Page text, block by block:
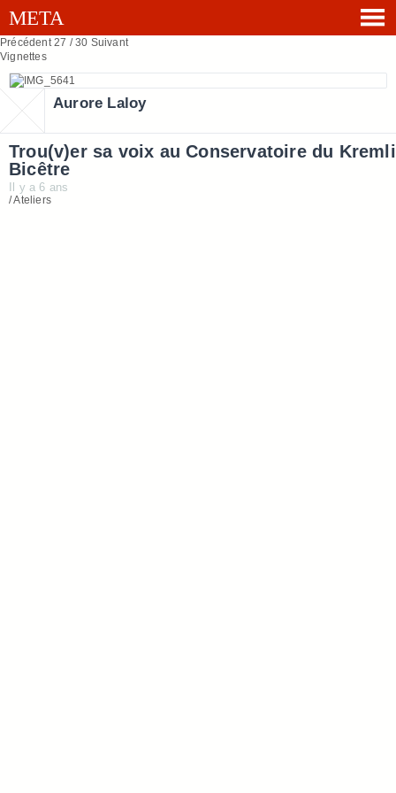
Précédent 27 / 30 Suivant
Vignettes
Aurore Laloy
Trou(v)er sa voix au Conservatoire du
Bicêtre
Il y a 6 ans
/ Ateliers